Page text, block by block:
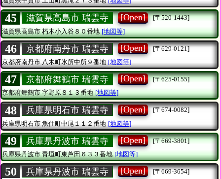
45 滋賀県高島市 瑞雲寺 [Open]
[〒520-1443]
滋賀県高島市朽木小入谷８０番地 [地図等]
46 京都府南丹市 瑞雲寺 [Open]
[〒629-0121]
京都府南丹市八木町氷所中所９番地 [地図等]
47 京都府舞鶴市 瑞雲寺 [Open]
[〒625-0155]
京都府舞鶴市字野原８１３番地 [地図等]
48 兵庫県明石市 瑞雲寺 [Open]
[〒674-0082]
兵庫県明石市 魚住町中尾１１２番地 [地図等]
49 兵庫県丹波市 瑞雲寺 [Open]
[〒669-3801]
兵庫県丹波市青垣町東芦田６３３番地 [地図等]
50 兵庫県丹波市 瑞雲寺 [Open]
[〒669-3654]